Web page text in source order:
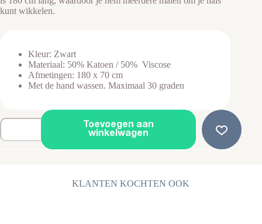
kunt wikkelen.
Kleur: Zwart
Materiaal: 50% Katoen / 50% Viscose
Afmetingen: 180 x 70 cm
Met de hand wassen. Maximaal 30 graden
Transparante
Sjaal
Toevoegen aan
winkelwagen
KLANTEN KOCHTEN OOK